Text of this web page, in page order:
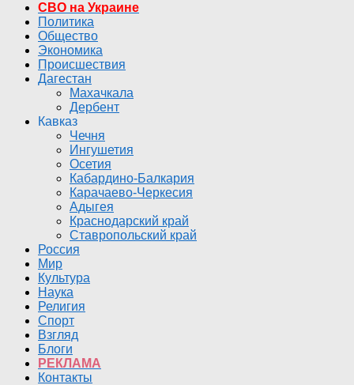
СВО на Украине
Политика
Общество
Экономика
Происшествия
Дагестан
Махачкала
Дербент
Кавказ
Чечня
Ингушетия
Осетия
Кабардино-Балкария
Карачаево-Черкесия
Адыгея
Краснодарский край
Ставропольский край
Россия
Мир
Культура
Наука
Религия
Спорт
Взгляд
Блоги
РЕКЛАМА
Контакты